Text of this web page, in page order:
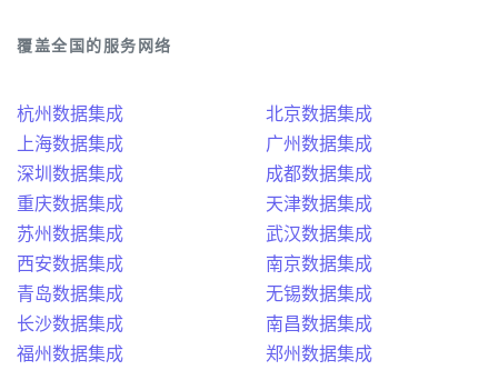
覆盖全国的服务网络
杭州数据集成
北京数据集成
上海数据集成
广州数据集成
深圳数据集成
成都数据集成
重庆数据集成
天津数据集成
苏州数据集成
武汉数据集成
西安数据集成
南京数据集成
青岛数据集成
无锡数据集成
长沙数据集成
南昌数据集成
福州数据集成
郑州数据集成